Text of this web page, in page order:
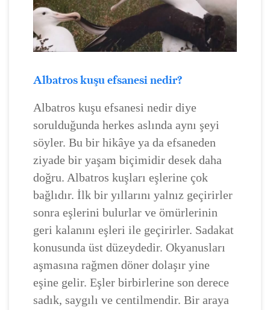
Albatros kuşu efsanesi nedir?
Albatros kuşu efsanesi nedir diye
sorulduğunda herkes aslında aynı şeyi
söyler. Bu bir hikâye ya da efsaneden
ziyade bir yaşam biçimidir desek daha
doğru. Albatros kuşları eşlerine çok
bağlıdır. İlk bir yıllarını yalnız geçirirler
sonra eşlerini bulurlar ve ömürlerinin
geri kalanını eşleri ile geçirirler. Sadakat
konusunda üst düzeydedir. Okyanusları
aşmasına rağmen döner dolaşır yine
eşine gelir. Eşler birbirlerine son derece
sadık, saygılı ve centilmendir. Bir araya